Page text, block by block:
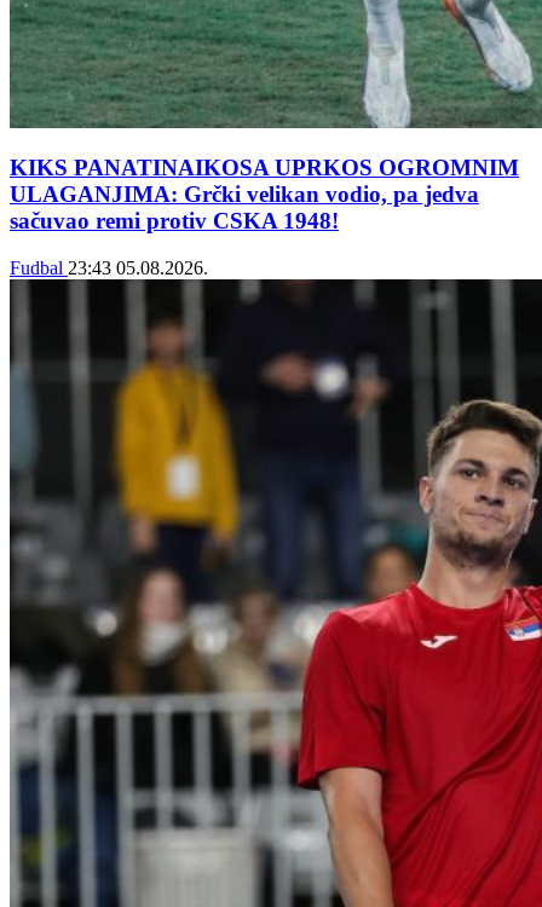
KIKS PANATINAIKOSA UPRKOS OGROMNIM
ULAGANJIMA: Grčki velikan vodio, pa jedva
sačuvao remi protiv CSKA 1948!
Fudbal 23:43 05.08.2026.